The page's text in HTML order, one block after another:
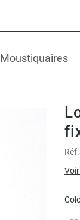
Moustiquaires
Réf.